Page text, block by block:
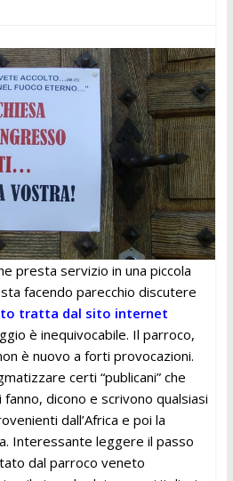
presta servizio in una piccola
facendo parecchio discutere
tratta dal sito internet
è inequivocabile. Il parroco,
è nuovo a forti provocazioni.
certi “publicani” che
dicono e scrivono qualsiasi
dall’Africa e poi la
Interessante leggere il passo
dal parroco veneto